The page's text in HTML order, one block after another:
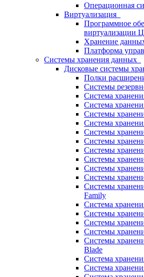
Операционная
Виртуализация
Программное
виртуализации
Хранение
Платформа
Системы хранения данных
Дисковые системы
Полки
Системы
Система
Система
Системы
Система
Системы
Системы
Системы
Системы
Системы
Системы
Системы
Family
Система
Системы
Системы
Системы
Системы
Blade
Система
Система